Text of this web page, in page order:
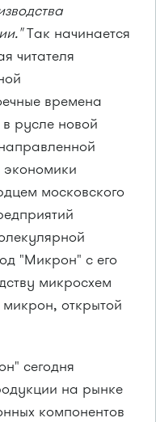
Так начинается
читателя
времена
русле новой
московского
"Микрон" с его
микросхем
микрон, открытой
сегодня
на рынке
компонентов